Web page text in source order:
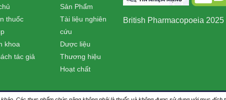
thuốc
khoa
tác giả
Sản Phẩm
Tài liệu nghiên
cứu
Dược liệu
Thương hiệu
Hoạt chất
British Pharmacopoeia 2025